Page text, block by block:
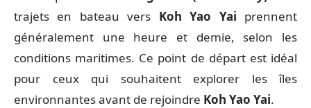
trajets en bateau vers Koh Yao Yai prennent
généralement une heure et demie, selon les
conditions maritimes. Ce point de départ est idéal
pour ceux qui souhaitent explorer les îles
environnantes avant de rejoindre Koh Yao Yai.